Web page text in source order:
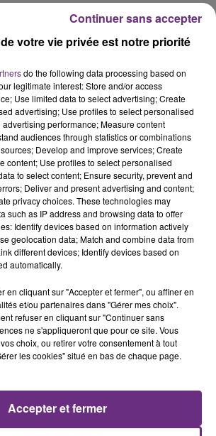
des Noces Félines en
votre vie privée est notre priorité
do the following data processing based on
legitimate interest: Store and/or access
Use limited data to select advertising; Create
advertising; Use profiles to select personalised
performance; Measure content
audiences through statistics or combinations
Develop and improve services; Create
content; Use profiles to select personalised
to select content; Ensure security, prevent and
Deliver and present advertising and content;
privacy choices. These technologies may
such as IP address and browsing data to offer
Identify devices based on information actively
geolocation data; Match and combine data from
different devices; Identify devices based on
automatically.
en cliquant sur "Accepter et fermer", ou affiner en
et/ou partenaires dans "Gérer mes choix".
refuser en cliquant sur "Continuer sans
ne s'appliqueront que pour ce site. Vous
choix, ou retirer votre consentement à tout
les cookies" situé en bas de chaque page.
Accepter et fermer
Continuer sans accepter